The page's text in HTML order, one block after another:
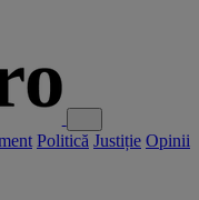
Politică Justiție Opinii